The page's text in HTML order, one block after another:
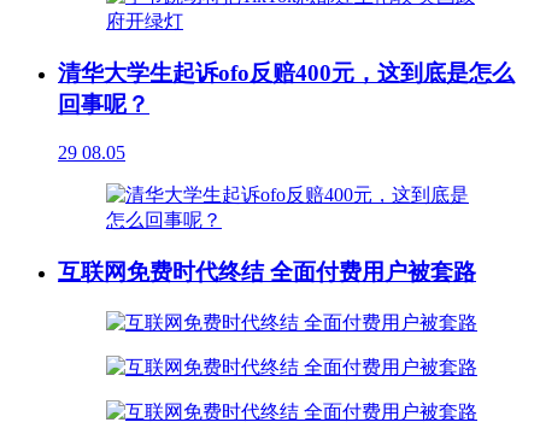
清华大学生起诉ofo反赔400元，这到底是怎么
回事呢？
29 08.05
互联网免费时代终结 全面付费用户被套路